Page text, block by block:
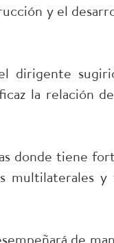
y el
dirigente
la relación
donde tiene
multilaterales y
de